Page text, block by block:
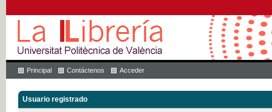
Principal Contáctenos Acceder
Usuario registrado